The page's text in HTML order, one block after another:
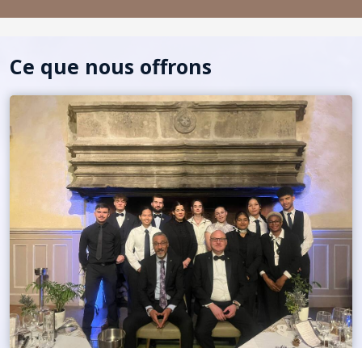
Ce que nous offrons